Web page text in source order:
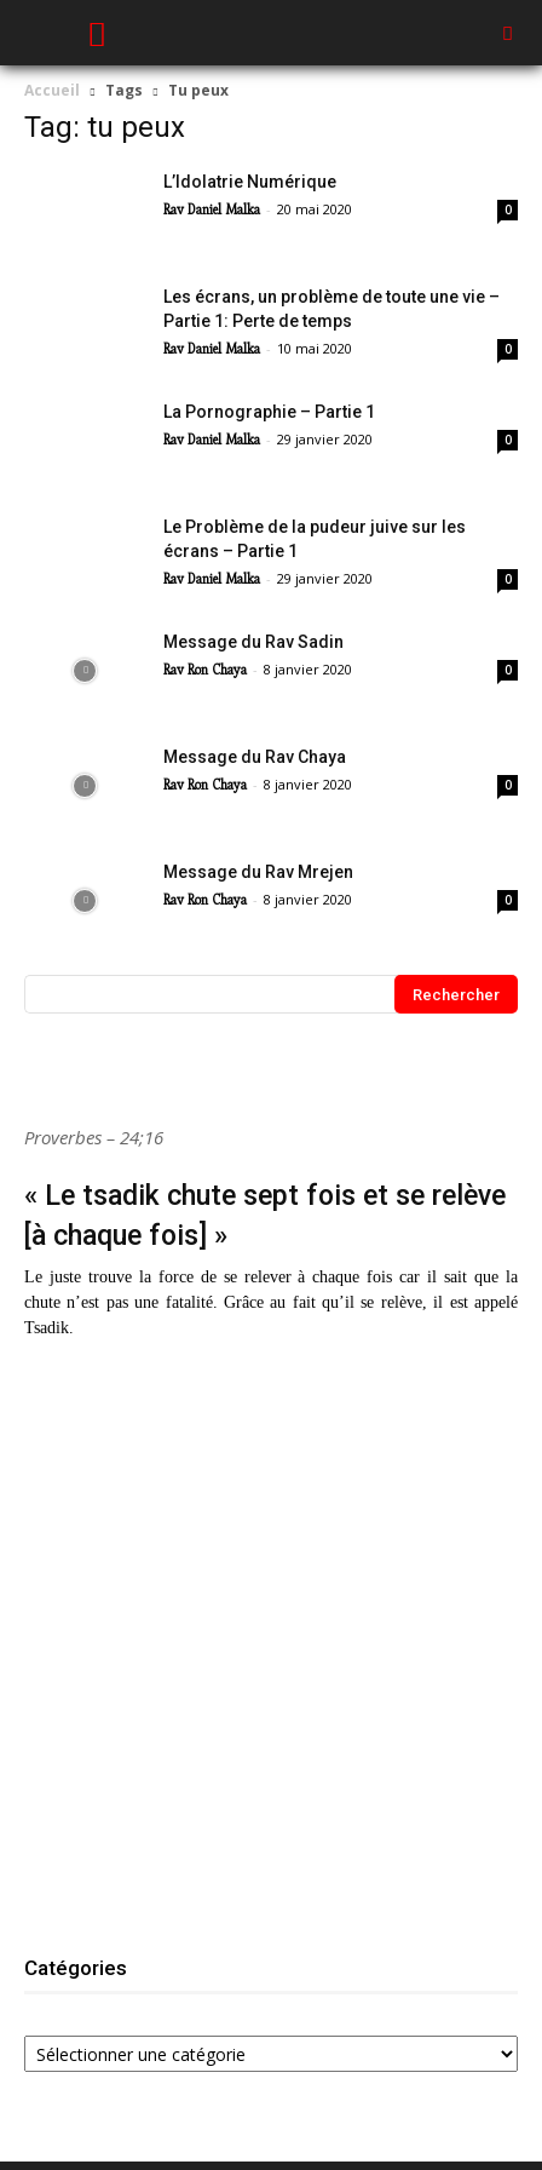
Accueil Tags Tu peux
Tag: tu peux
L’Idolatrie Numérique
Rav Daniel Malka - 20 mai 2020 0
Les écrans, un problème de toute une vie –
Partie 1: Perte de temps
Rav Daniel Malka - 10 mai 2020 0
La Pornographie – Partie 1
Rav Daniel Malka - 29 janvier 2020 0
Le Problème de la pudeur juive sur les
écrans – Partie 1
Rav Daniel Malka - 29 janvier 2020 0
Message du Rav Sadin
Rav Ron Chaya - 8 janvier 2020 0
Message du Rav Chaya
Rav Ron Chaya - 8 janvier 2020 0
Message du Rav Mrejen
Rav Ron Chaya - 8 janvier 2020 0
Proverbes – 24;16
« Le tsadik chute sept fois et se relève
[à chaque fois] »
Le juste trouve la force de se relever à chaque fois car il sait que la
chute n’est pas une fatalité. Grâce au fait qu’il se relève, il est appelé
Tsadik.
Catégories
Catégories